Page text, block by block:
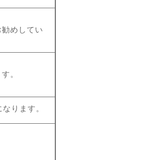
めしてい
。
ります。